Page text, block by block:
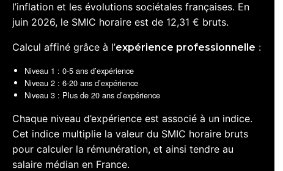
l’inflation et les évolutions sociétales françaises. En
juin 2026, le SMIC horaire est de 12,31 € bruts.
Calcul affiné grâce à l’expérience professionnelle :
Niveau 1 : 0-5 ans d’expérience
Niveau 2 : 6-20 ans d’expérience
Niveau 3 : Plus de 20 ans d’expérience
Chaque niveau d’expérience est associé à un indice.
Cet indice multiplie la valeur du SMIC horaire bruts
pour calculer la rémunération, et ainsi tendre au
salaire médian en France.